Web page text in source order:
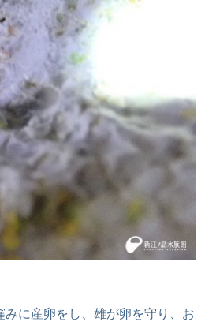
に産卵をし、雄が卵を守り、お